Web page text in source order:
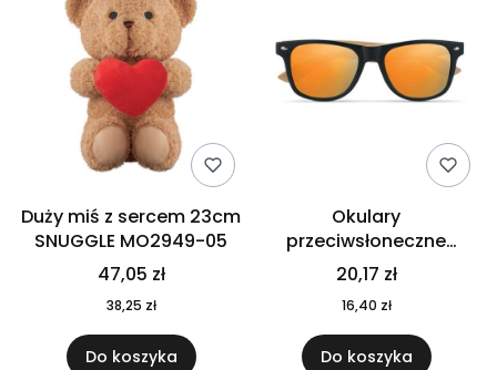
Duży miś z sercem 23cm
SNUGGLE MO2949-05
47,05 zł
38,25 zł
Do koszyka
Okulary
przeciwsłoneczne
CALIFORNIA TOUCH
MO9617-10
20,17 zł
16,40 zł
Do koszyka